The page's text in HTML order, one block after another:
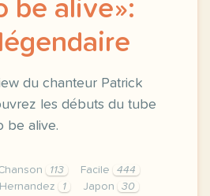
be alive»:
du chanteur Patrick
les débuts du tube
be alive.
113 Facile
444
Hernandez 1 Japon
30